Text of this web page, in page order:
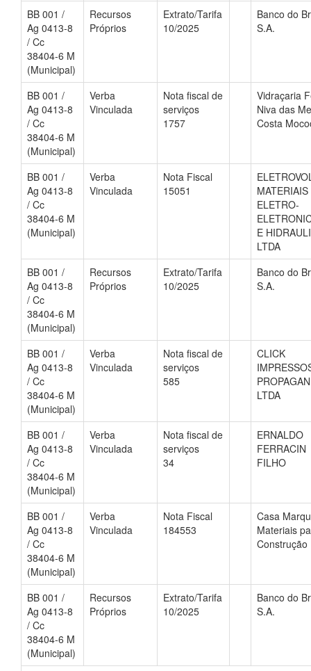
BB 001 /
Ag 0413-8
/ Cc
38404-6 M
(Municipal)
Recursos
Próprios
Extrato/Tarifa
10/2025
Banco do
S.A.
BB 001 /
Ag 0413-8
/ Cc
38404-6 M
(Municipal)
Verba
Vinculada
Nota fiscal de
serviços
1757
Vidraçaria
Niva das
Costa
BB 001 /
Ag 0413-8
/ Cc
38404-6 M
(Municipal)
Verba
Vinculada
Nota Fiscal
15051
MATERIAIS
ELETRO-
E
LTDA
BB 001 /
Ag 0413-8
/ Cc
38404-6 M
(Municipal)
Recursos
Próprios
Extrato/Tarifa
10/2025
Banco do
S.A.
BB 001 /
Ag 0413-8
/ Cc
38404-6 M
(Municipal)
Verba
Vinculada
Nota fiscal de
serviços
585
CLICK
LTDA
BB 001 /
Ag 0413-8
/ Cc
38404-6 M
(Municipal)
Verba
Vinculada
Nota fiscal de
serviços
34
ERNALDO
FERRACIN
FILHO
BB 001 /
Ag 0413-8
/ Cc
38404-6 M
(Municipal)
Verba
Vinculada
Nota Fiscal
184553
Casa
Materiais
Construção
BB 001 /
Ag 0413-8
/ Cc
38404-6 M
(Municipal)
Recursos
Próprios
Extrato/Tarifa
10/2025
Banco do
S.A.